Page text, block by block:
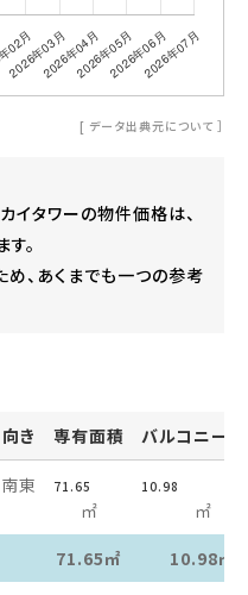
[ データ出典元について ］
イタワーの物件価格は、
す。
、あくまでも一つの参考
向き 専有面積 バルコニー
南東 71.65
㎡
10.98
㎡
71.65㎡ 10.98㎡